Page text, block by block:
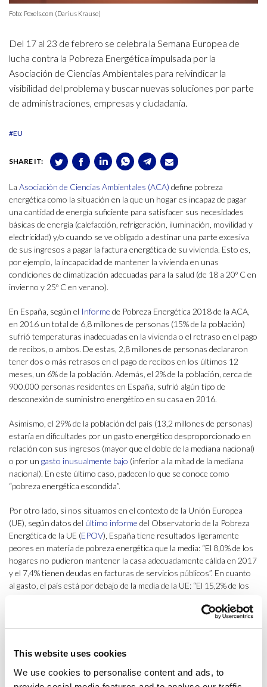
This website uses cookies
We use cookies to personalise content and ads, to
Foto: Pexels.com (Darius Krause)
Del 17 al 23 de febrero se celebra la Semana Europea de
lucha contra la Pobreza Energética impulsada por la
Asociación de Ciencias Ambientales para reivindicar la
visibilidad del problema y buscar nuevas soluciones por parte
de administraciones, empresas y ciudadanía.
#EU
SHARE IT:
La Asociación de Ciencias Ambientales (ACA) define pobreza
energética como la situación en la que un hogar es incapaz de pagar
una cantidad de energía suficiente para satisfacer sus necesidades
básicas de energía (calefacción, refrigeración, iluminación, movilidad y
electricidad) y/o cuando se ve obligado a destinar una parte excesiva
de sus ingresos a pagar la factura energética de su vivienda. Esto es,
por ejemplo, la incapacidad de mantener la vivienda en unas
condiciones de climatización adecuadas para la salud (de 18 a 20º C en
invierno y 25º C en verano).
En España, según el Informe de Pobreza Energética 2018 de la ACA,
en 2016 un total de 6,8 millones de personas (15% de la población)
sufrió temperaturas inadecuadas en la vivienda o el retraso en el pago
de recibos, o ambos. De estas, 2,8 millones de personas declararon
tener dos o más retrasos en el pago de recibos en los últimos 12
meses, un 6% de la población. Además, el 2% de la población, cerca de
900.000 personas residentes en España, sufrió algún tipo de
desconexión de suministro energético en su casa en 2016.
Asimismo, el 29% de la población del país (13,2 millones de personas)
estaría en dificultades por un gasto energético desproporcionado en
relación con sus ingresos (mayor que el doble de la mediana nacional)
o por un gasto inusualmente bajo (inferior a la mitad de la mediana
nacional). En este último caso, padecen lo que se conoce como
“pobreza energética escondida”.
Por otro lado, si nos situamos en el contexto de la Unión Europea
(UE), según datos del último informe del Observatorio de la Pobreza
Energética de la UE (EPOV), España tiene resultados ligeramente
peores en materia de pobreza energética que la media: “El 8,0% de los
hogares no pudieron mantener la casa adecuadamente cálida en 2017
y el 7,4% tienen deudas en facturas de servicios públicos”. En cuanto
al gasto, el país está por debajo de la media de la UE: “El 15,2% de los
dedica menos de la mitad de la media”. Para entender estos datos, hay
Bélgica. Sin embargo, el
salario medio de los hogares españoles